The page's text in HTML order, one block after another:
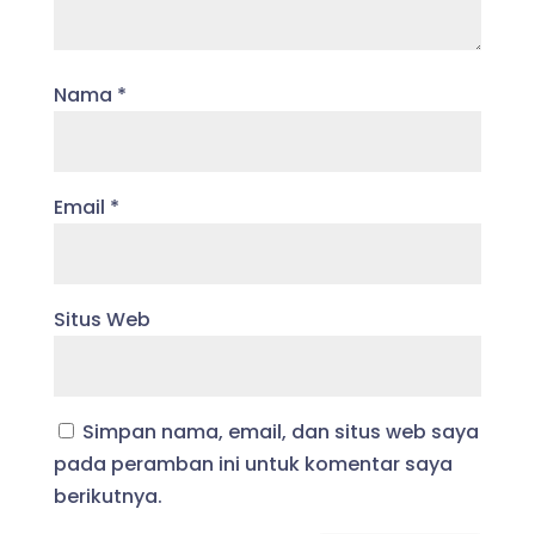
Nama *
Email *
Situs Web
Simpan nama, email, dan situs web saya
pada peramban ini untuk komentar saya
berikutnya.